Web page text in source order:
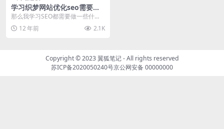
学习织梦网站优化seo需要掌
握哪些知识？
那么我学习SEO都需要做一些什
么，他的流程是什么样的 第一步、
尝试建立一个网站，...
12 年前 2.1K
Copyright © 2023翼狐笔记- All rights reserved
苏ICP备2020050240号京公网安备 00000000